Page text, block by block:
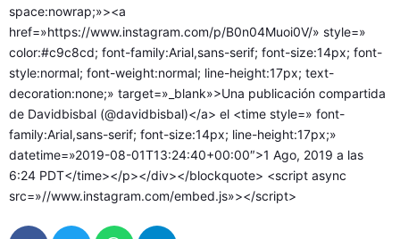
space:nowrap;»><a
href=»https://www.instagram.com/p/B0n04Muoi0V/» style=»
color:#c9c8cd; font-family:Arial,sans-serif; font-size:14px; font-
style:normal; font-weight:normal; line-height:17px; text-
decoration:none;» target=»_blank»>Una publicación compartida
de Davidbisbal (@davidbisbal)</a> el <time style=» font-
family:Arial,sans-serif; font-size:14px; line-height:17px;»
datetime=»2019-08-01T13:24:40+00:00″>1 Ago, 2019 a las
6:24 PDT</time></p></div></blockquote> <script async
src=»//www.instagram.com/embed.js»></script>